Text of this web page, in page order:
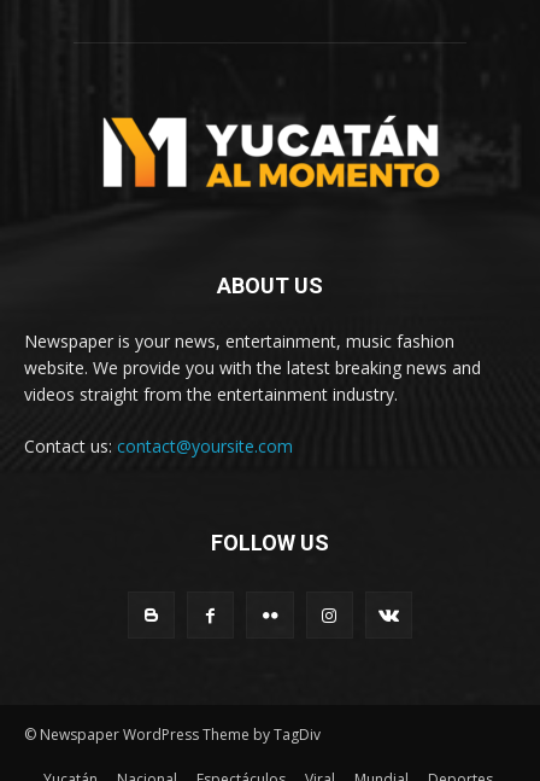
ABOUT US
Newspaper is your news, entertainment, music fashion
website. We provide you with the latest breaking news and
videos straight from the entertainment industry.
Contact us: contact@yoursite.com
FOLLOW US
© Newspaper WordPress Theme by TagDiv